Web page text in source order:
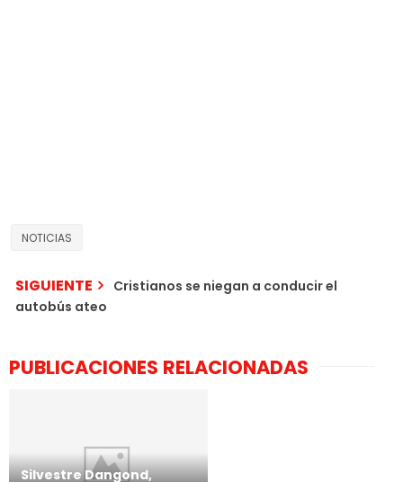
NOTICIAS
SIGUIENTE
Cristianos se niegan a conducir el
autobús ateo
PUBLICACIONES RELACIONADAS
Silvestre Dangond,